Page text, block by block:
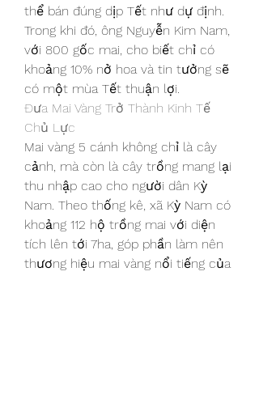
thể bán đúng dịp Tết như dự định.
Trong khi đó, ông Nguyễn Kim Nam,
với 800 gốc mai, cho biết chỉ có
khoảng 10% nở hoa và tin tưởng sẽ
có một mùa Tết thuận lợi.
Đưa Mai Vàng Trở Thành Kinh Tế
Chủ Lực
Mai vàng 5 cánh không chỉ là cây
cảnh, mà còn là cây trồng mang lại
thu nhập cao cho người dân Kỳ
Nam. Theo thống kê, xã Kỳ Nam có
khoảng 112 hộ trồng mai với diện
tích lên tới 7ha, góp phần làm nên
thương hiệu mai vàng nổi tiếng của